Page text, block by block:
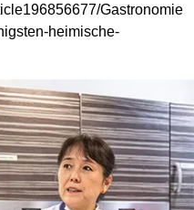
Gastronomie
heimische-